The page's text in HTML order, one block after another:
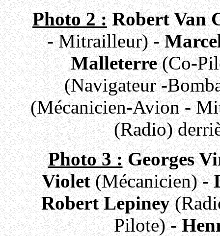
Photo 2 : Robert Van
- Mitrailleur) -
Malleterre(Co-
(Navigateur -
(Mécanicien-Avion -
(Radio)
Photo 3 : Georges
Violet(Mécanicien) -
Robert Lepiney
Pilote) -